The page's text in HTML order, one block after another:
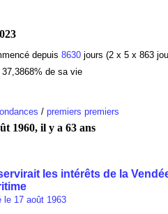
depuis 8630jours (2 x 5 x 863
de sa vie
/ premiers premiers
1960, il y a 63 ans
les intérêts de la
le 17 août 1963